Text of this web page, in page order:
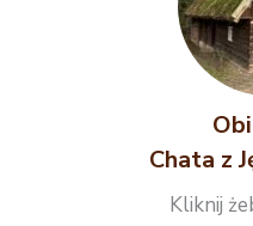
Chata z
Kliknij